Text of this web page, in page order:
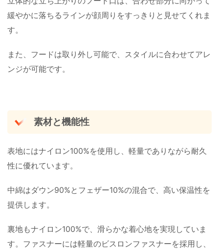
緩やかに落ちるラインが顔周りをすっきりと見せてくれま
す。
また、フードは取り外し可能で、スタイルに合わせてアレ
ンジが可能です。
素材と機能性
表地にはナイロン100%を使用し、軽量でありながら耐久
性に優れています。
中綿はダウン90%とフェザー10%の混合で、高い保温性を
提供します。
裏地もナイロン100%で、滑らかな着心地を実現していま
す。ファスナーには軽量のビスロンファスナーを採用し、